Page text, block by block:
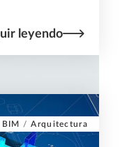
leyendo
BIM /Arquitectura